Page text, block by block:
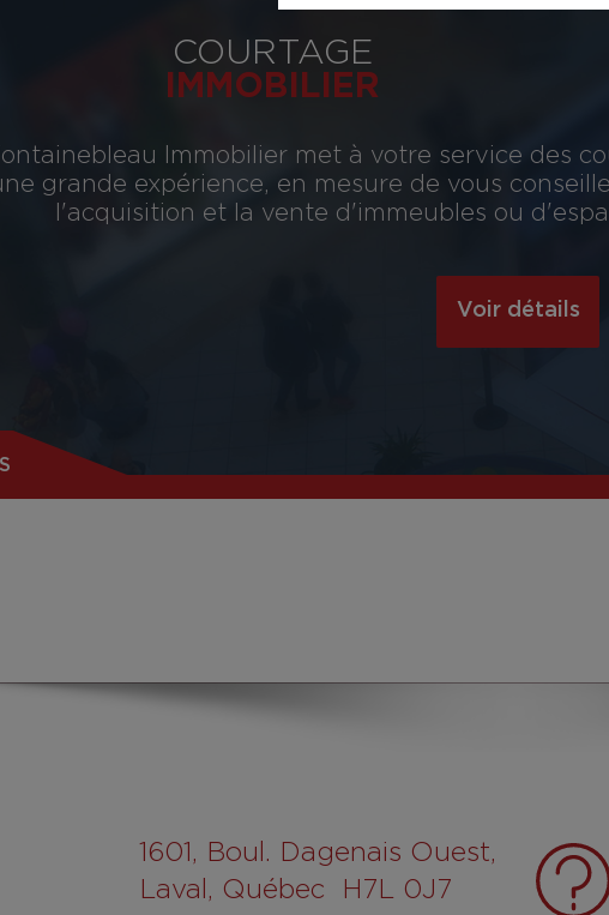
COURTAGE
IMMOBILIER
Immobilier met à votre service des
grande expérience, en mesure de vous
l'acquisition et la vente d'immeubles ou
Voir détails
1601 , Boul. Dagenais Ouest,
Laval, Québec H7L 0J7